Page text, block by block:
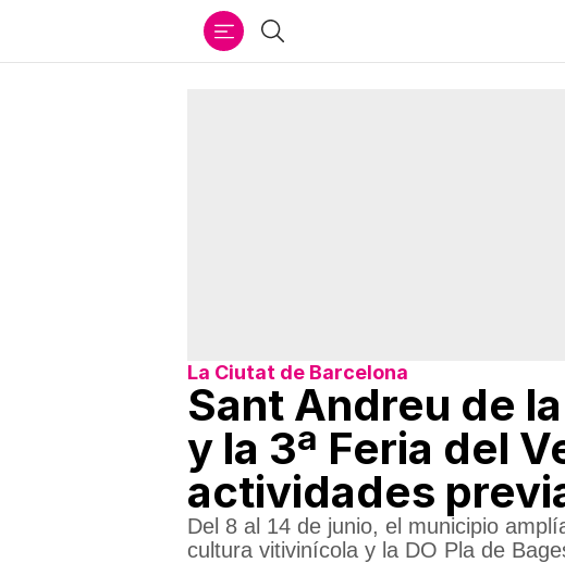
Buscar
La Ciutat de Barcelona
Sant Andreu de
y la 3ª Feria del
actividades
Del 8 al 14 de junio, el municipio
cultura vitivinícola y la DO Pla de